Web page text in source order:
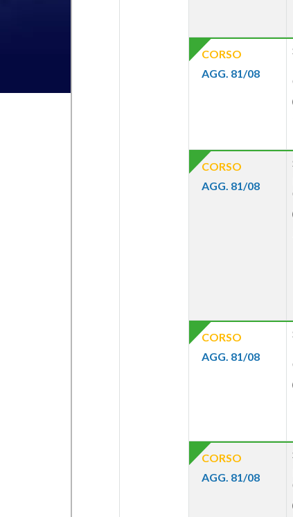
CORSO
AGG. 81/08
CORSO
AGG. 81/08
CORSO
AGG. 81/08
CORSO
AGG. 81/08